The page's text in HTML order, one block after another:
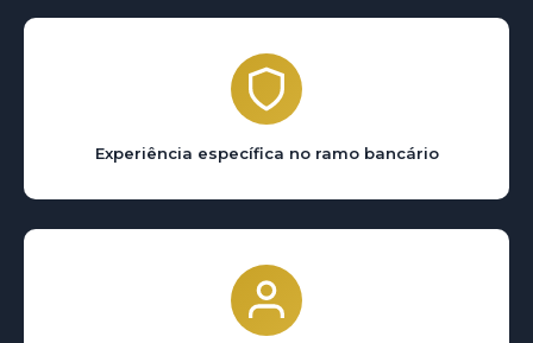
Experiência específica no ramo bancário